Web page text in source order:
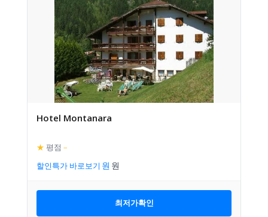
Hotel Montanara
★ 평점 –
할인특가 바로보기
최저가확인